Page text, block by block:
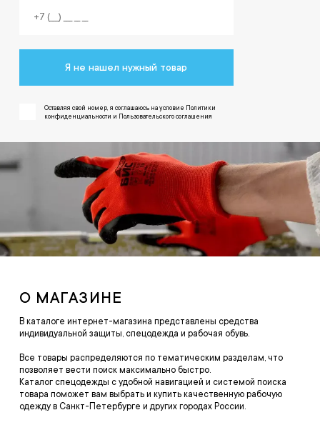
Я не нашел нужный товар
Оставляя свой номер, я соглашаюсь на условие Политики
конфиденциальности и Пользовательского соглашения
О МАГАЗИНЕ
В каталоге интернет-магазина представлены средства
индивидуальной защиты, спецодежда и рабочая обувь.
Все товары распределяются по тематическим разделам, что
позволяет вести поиск максимально быстро.
Каталог спецодежды с удобной навигацией и системой поиска
товара поможет вам выбрать и купить качественную рабочую
одежду в Санкт-Петербурге и других городах России.